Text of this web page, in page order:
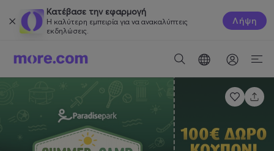
Κατέβασε την εφαρμογή
Η καλύτερη εμπειρία για να ανακαλύπτεις
εκδηλώσεις.
Λήψη